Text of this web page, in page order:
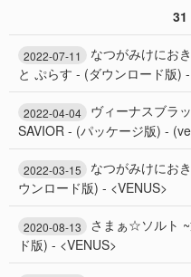
31
2022-07-11
なつがみけにお
と ぷらす - (ダウンロード版)
2022-04-04
ヴィーナスブラ
SAVIOR - (パッケージ版) -
2022-03-15
なつがみけにお
ウンロード版) - <VENUS>
2020-08-13
さまぁ☆ソルト
ド版) - <VENUS>